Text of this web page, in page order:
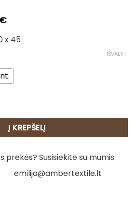
€Price
range:
6.00€
12.00€
x 45
IŠVALYTI
servetėlių rinkinys - Rudos
Į KREPŠELĮ
Susisiekite su mumis:
emilija@ambertextile.lt